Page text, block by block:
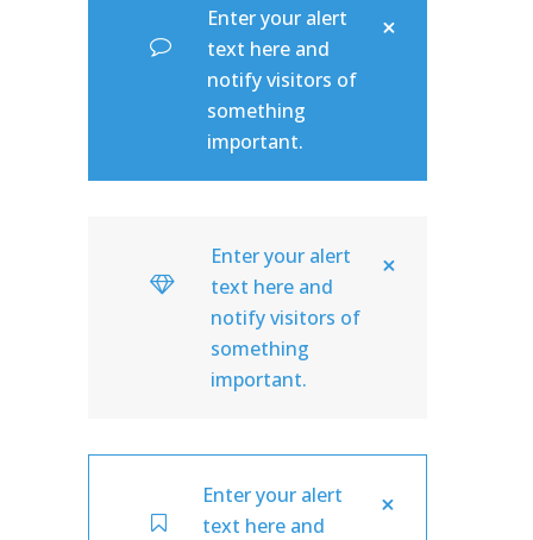
Enter your alert
text here and
notify visitors of
something
important.
Enter your alert
text here and
notify visitors of
something
important.
Enter your alert
text here and